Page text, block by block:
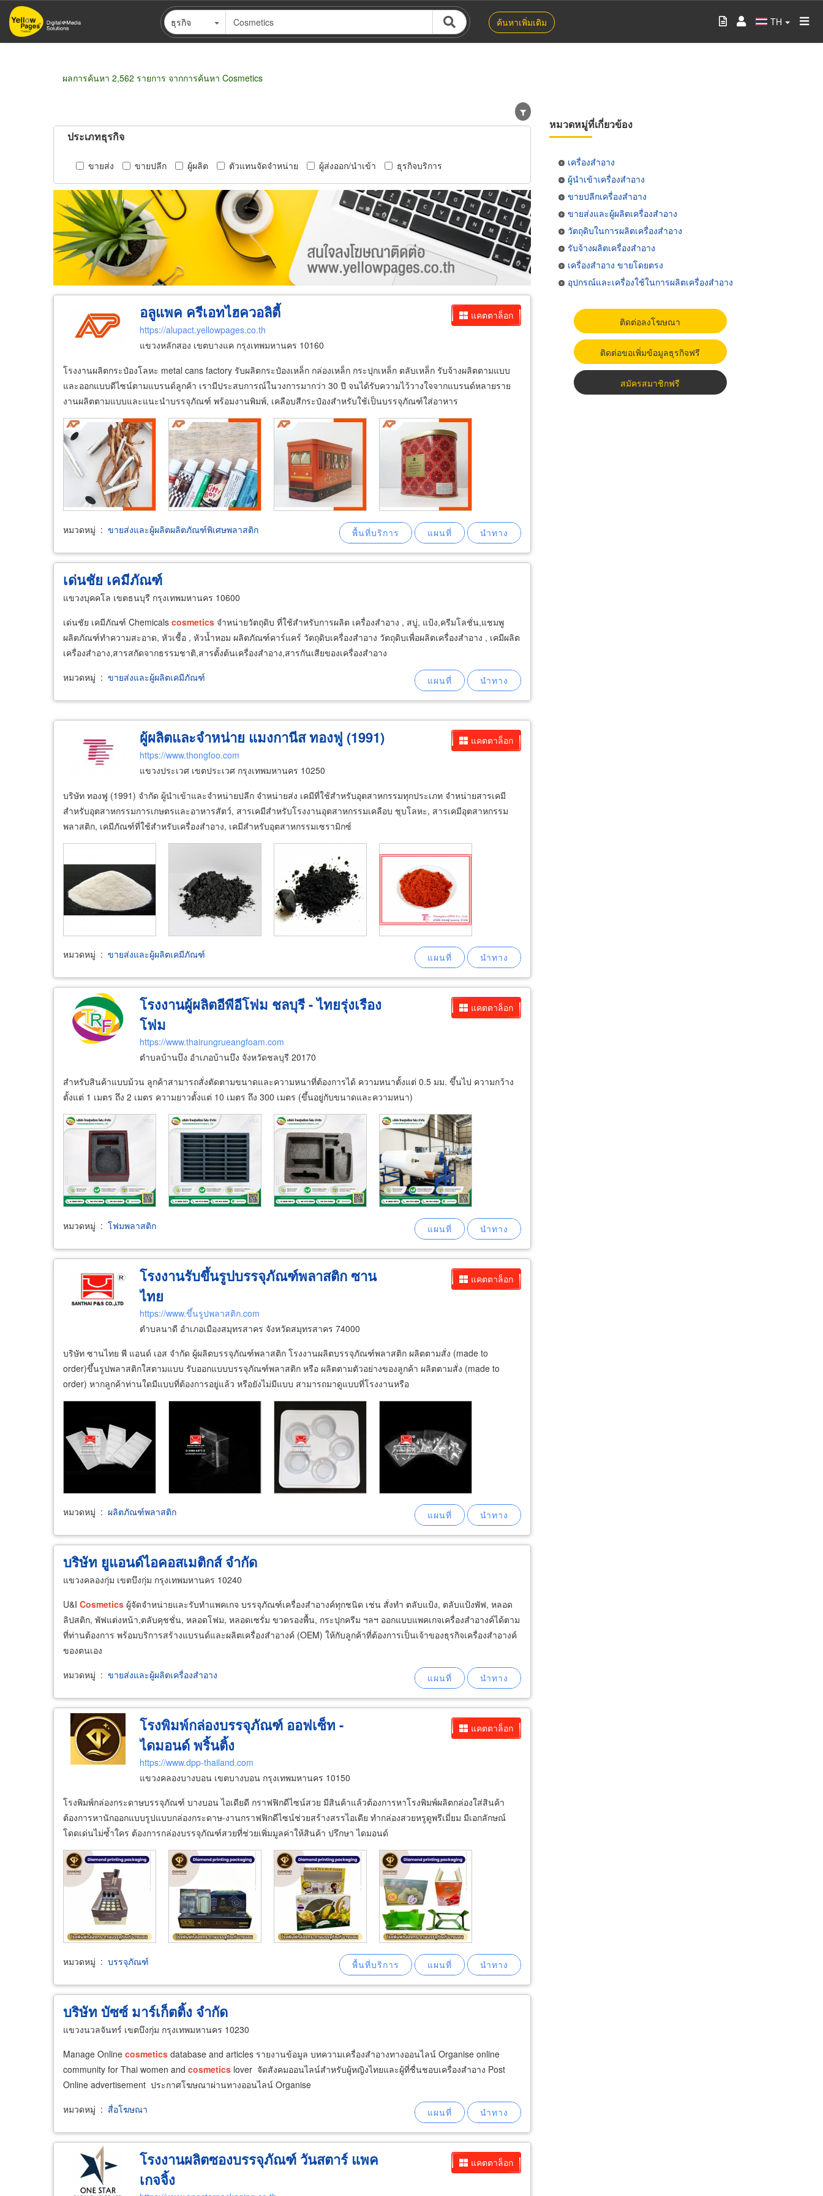
ข้าม
ไป
ธุรกิจ ค้นหาเพิ่มเติม TH
ผลการค้นหา 2,562 รายการ จากการค้นหา Cosmetics
ประเภทธุรกิจ
ขายส่ง ขายปลีก ผู้ผลิต ตัวแทนจัดจำหน่าย ผู้ส่งออก/นำเข้า ธุรกิจบริการ
แคตตาล็อก
อลูแพค ครีเอทไฮควอลิตี้
https://alupact.yellowpages.co.th
แขวงหลักสอง เขตบางแค กรุงเทพมหานคร 10160
โรงงานผลิตกระป๋องโลหะ metal cans factory รับผลิตกระป๋องเหล็ก กล่องเหล็ก กระปุกเหล็ก ตลับเหล็ก รับจ้างผลิตตามแบบ
และออกแบบดีไซน์ตามแบรนด์ลูกค้า เรามีประสบการณ์ในวงการมากว่า 30 ปี จนได้รับความไว้วางใจจากแบรนด์หลายราย
งานผลิตตามแบบและแนะนำบรรจุภัณฑ์ พร้อมงานพิมพ์, เคลือบสีกระป๋องสำหรับใช้เป็นบรรจุภัณฑ์ใส่อาหาร
หมวดหมู่ : ขายส่งและผู้ผลิตผลิตภัณฑ์พิเศษพลาสติก
เด่นชัย เคมีภัณฑ์
แขวงบุคคโล เขตธนบุรี กรุงเทพมหานคร 10600
เด่นชัย เคมีภัณฑ์ Chemicals cosmetics จำหน่ายวัตถุดิบ ที่ใช้สำหรับการผลิต เครื่องสำอาง , สบู่, แป้ง,ครีมโลชั่น,แชมพู
ผลิตภัณฑ์ทำความสะอาด, หัวเชื้อ , หัวน้ำหอม ผลิตภัณฑ์คาร์แคร์ วัตถุดิบเครื่องสำอาง วัตถุดิบเพื่อผลิตเครื่องสำอาง , เคมีผลิต
เครื่องสำอาง,สารสกัดจากธรรมชาติ,สารตั้งต้นเครื่องสำอาง,สารกันเสียของเครื่องสำอาง
หมวดหมู่ : ขายส่งและผู้ผลิตเคมีภัณฑ์
แคตตาล็อก
ผู้ผลิตและจำหน่าย แมงกานีส ทองฟู (1991)
https://www.thongfoo.com
แขวงประเวศ เขตประเวศ กรุงเทพมหานคร 10250
บริษัท ทองฟู (1991) จำกัด ผู้นำเข้าและจำหน่ายปลีก จำหน่ายส่ง เคมีที่ใช้สำหรับอุตสาหกรรมทุกประเภท จำหน่ายสารเคมี
สำหรับอุตสาหกรรมการเกษตรและอาหารสัตว์, สารเคมีสำหรับโรงงานอุตสาหกรรมเคลือบ ชุบโลหะ, สารเคมีอุตสาหกรรม
พลาสติก, เคมีภัณฑ์ที่ใช้สำหรับเครื่องสำอาง, เคมีสำหรับอุตสาหกรรมเซรามิกซ์
หมวดหมู่ : ขายส่งและผู้ผลิตเคมีภัณฑ์
แคตตาล็อก
โรงงานผู้ผลิตอีพีอีโฟม ชลบุรี - ไทยรุ่งเรือง
โฟม
https://www.thairungrueangfoam.com
ตำบลบ้านบึง อำเภอบ้านบึง จังหวัดชลบุรี 20170
สำหรับสินค้าแบบม้วน ลูกค้าสามารถสั่งตัดตามขนาดและความหนาที่ต้องการได้ ความหนาตั้งแต่ 0.5 มม. ขึ้นไป ความกว้าง
ตั้งแต่ 1 เมตร ถึง 2 เมตร ความยาวตั้งแต่ 10 เมตร ถึง 300 เมตร (ขึ้นอยู่กับขนาดและความหนา)
หมวดหมู่ : โฟมพลาสติก
แคตตาล็อก
โรงงานรับขึ้นรูปบรรจุภัณฑ์พลาสติก ซาน
ไทย
https://www.ขึ้นรูปพลาสติก.com
ตำบลนาดี อำเภอเมืองสมุทรสาคร จังหวัดสมุทรสาคร 74000
บริษัท ซานไทย พี แอนด์ เอส จำกัด ผู้ผลิตบรรจุภัณฑ์พลาสติก โรงงานผลิตบรรจุภัณฑ์พลาสติก ผลิตตามสั่ง (made to
order)ขึ้นรูปพลาสติกใสตามแบบ รับออกแบบบรรจุภัณฑ์พลาสติก หรือ ผลิตตามตัวอย่างของลูกค้า ผลิตตามสั่ง (made to
order) หากลูกค้าท่านใดมีแบบที่ต้องการอยู่แล้ว หรือยังไม่มีแบบ สามารถมาดูแบบที่โรงงานหรือ
หมวดหมู่ : ผลิตภัณฑ์พลาสติก
บริษัท ยูแอนด์ไอคอสเมติกส์ จำกัด
แขวงคลองกุ่ม เขตบึงกุ่ม กรุงเทพมหานคร 10240
U&I Cosmetics ผู้จัดจำหน่ายและรับทำแพคเกจ บรรจุภัณฑ์​เครื่องสำอางค์ทุกชนิด เช่น สั่งทำ ตลับแป้ง, ตลับแป้งพัฟ, หลอด
ลิปสติก, พัฟแต่งหน้า,ตลับคุชชั่น, หลอดโฟม, หลอดเซรั่ม ขวดรองพื้น, กระปุกครีม ฯลฯ ออกแบบแพคเกจเครื่องสำอางค์ได้ตาม
ที่ท่านต้องการ พร้อมบริการสร้างแบรนด์และผลิตเครื่องสำอางค์ (OEM) ให้กับลูกค้าที่ต้องการเป็นเจ้าของธุรกิจเครื่องสำอางค์
ของตนเอง
หมวดหมู่ : ขายส่งและผู้ผลิตเครื่องสำอาง
แคตตาล็อก
โรงพิมพ์กล่องบรรจุภัณฑ์ ออฟเซ็ท -
ไดมอนด์ พริ้นติ้ง
https://www.dpp-thailand.com
แขวงคลองบางบอน เขตบางบอน กรุงเทพมหานคร 10150
โรงพิมพ์กล่องกระดาษบรรจุภัณฑ์ บางบอน ไอเดียดี กราฟฟิกดีไซน์สวย มีสินค้าแล้วต้องการหาโรงพิมพ์ผลิตกล่องใส่สินค้า
ต้องการหานักออกแบบรูปแบบกล่องกระดาษ-งานกราฟฟิกดีไซน์ช่วยสร้างสรรไอเดีย ทำกล่องสวยหรูดูพรีเมี่ยม มีเอกลักษณ์
โดดเด่นไม่ซ้ำใคร ต้องการกล่องบรรจุภัณฑ์สวยที่ช่วยเพิ่มมูลค่าให้สินค้า ปรึกษา ไดมอนด์
หมวดหมู่ : บรรจุภัณฑ์
บริษัท บัซซ์ มาร์เก็ตติ้ง จำกัด
แขวงนวลจันทร์ เขตบึงกุ่ม กรุงเทพมหานคร 10230
Manage Online cosmetics database and articles รายงานข้อมูล บทความเครื่องสำอางทางออนไลน์ Organise online
community for Thai women and cosmetics lover จัดสังคมออนไลน์สำหรับผู้หญิงไทยและผู้ที่ชื่นชอบเครื่องสำอาง Post
Online advertisement ประกาศโฆษณาผ่านทางออนไลน์ Organise
หมวดหมู่ : สื่อโฆษณา
แคตตาล็อก
โรงงานผลิตซองบรรจุภัณฑ์ วันสตาร์ แพค
เกจจิ้ง
หมวดหมู่ที่เกี่ยวข้อง
เครื่องสำอาง
ผู้นำเข้าเครื่องสำอาง
ขายปลีกเครื่องสำอาง
ขายส่งและผู้ผลิตเครื่องสำอาง
วัตถุดิบในการผลิตเครื่องสำอาง
รับจ้างผลิตเครื่องสำอาง
เครื่องสำอาง ขายโดยตรง
อุปกรณ์และเครื่องใช้ในการผลิตเครื่องสำอาง
ติดต่อลงโฆษณา
ติดต่อขอเพิ่มข้อมูลธุรกิจฟรี
สมัครสมาชิกฟรี